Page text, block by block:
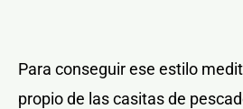
Para conseguir ese estilo
propio de las casitas de